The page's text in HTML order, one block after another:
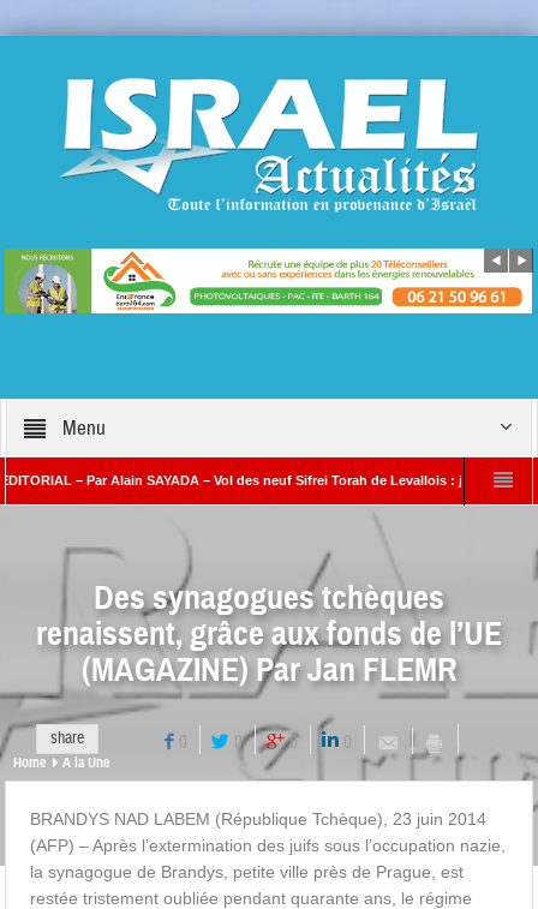
Menu
– Par Alain SAYADA – Vol des neuf Sifrei Torah de Levallois : jusqu’à quand le
Benjamin Netanyahou à l’Iran : « Si vous nous attaquez, notre
Des synagogues tchèques
renaissent, grâce aux fonds de l’UE
(MAGAZINE) Par Jan FLEMR
share 0 0 0 0
Home A la Une
BRANDYS NAD LABEM (République Tchèque), 23 juin 2014
(AFP) – Après l’extermination des juifs sous l’occupation nazie,
la synagogue de Brandys, petite ville près de Prague, est
restée tristement oubliée pendant quarante ans, le régime